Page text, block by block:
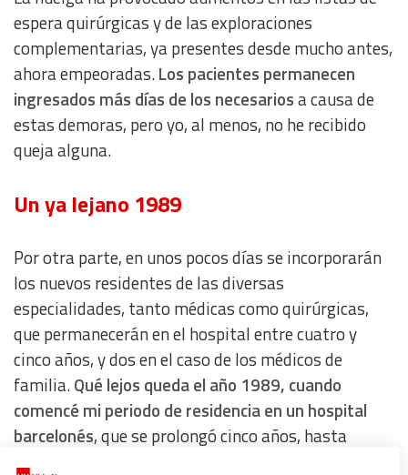
espera quirúrgicas y de las exploraciones
complementarias, ya presentes desde mucho antes,
ahora empeoradas.Los pacientes permanecen
ingresados más días de los necesariosa causa de
estas demoras, pero yo, al menos, no he recibido
queja alguna.
Un ya lejano 1989
Por otra parte, en unos pocos días se incorporarán
los nuevos residentes de las diversas
especialidades, tanto médicas como quirúrgicas,
que permanecerán en el hospital entre cuatro y
cinco años, y dos en el caso de los médicos de
familia.Qué lejos queda el año 1989, cuando
comencé mi periodo de residencia en un hospital
barcelonés, que se prolongó cinco años, hasta
finales de 1993.